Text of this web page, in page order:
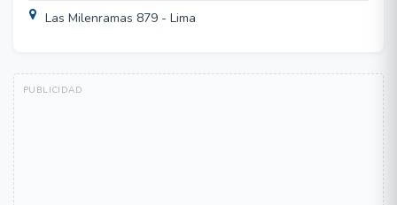
Las Milenramas 879 - Lima